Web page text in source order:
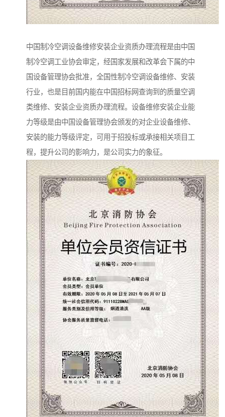
中国制冷空调设备维修安装企业资质办理流程是由中国
制冷空调工业协会审定，经国家发展和改革会下属的中
国设备管理协会批准，全国性制冷空调设备维修、安装
行业，也是目前国内能在中国招标网查询到的质量空调
类维修、安装企业资质办理流程。设备维修安装企业能
力等级是由中国设备管理协会颁发的对企业设备维修、
安装的能力等级评定，可用于招投标或承接相关项目工
程，提升公司的影响力，是公司实力的象征。